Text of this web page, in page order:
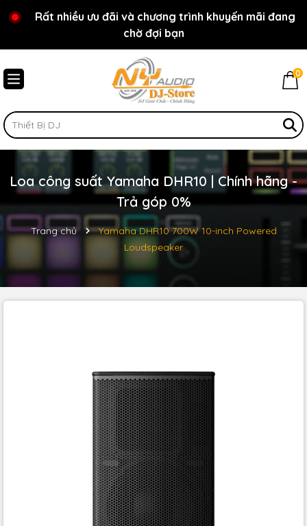
Chào mừng bạn đến với cửa hàng NY Audio - DJ
Store
Rất nhiều ưu đãi và chương trình khuyến mãi đang
chờ đợi bạn
0
Loa công suất Yamaha DHR10 | Chính hãng -
Trả góp 0%
Trang chủ
Yamaha DHR10 700W 10-inch Powered
Loudspeaker